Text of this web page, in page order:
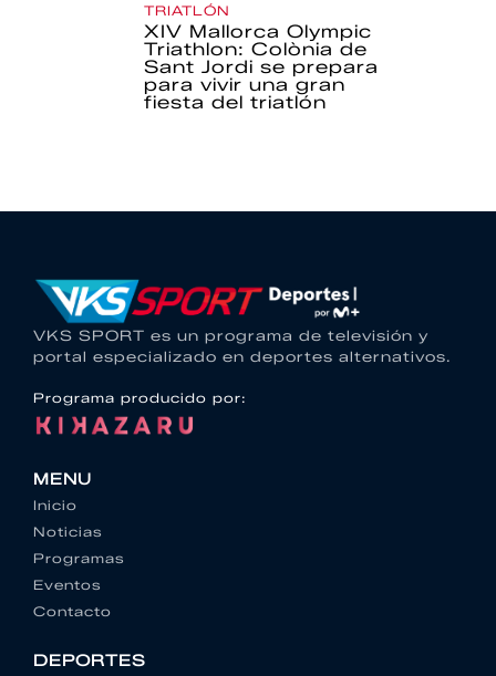
TRIATLÓN
XIV Mallorca Olympic
Triathlon: Colònia de
Sant Jordi se prepara
para vivir una gran
fiesta del triatlón
VKS SPORT es un programa de televisión y
portal especializado en deportes alternativos.
Programa producido por:
MENU
Inicio
Noticias
Programas
Eventos
Contacto
DEPORTES